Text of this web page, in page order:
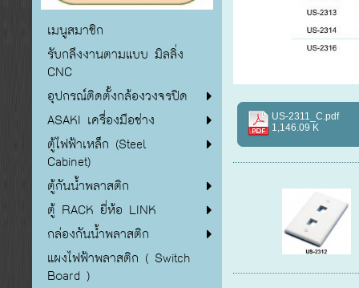
เมนูสมาชิก
รับกลึงงานตามแบบ มิลลิ่ง
CNC
อุปกรณ์ติดตั้งกล้องวงจรปิด
ASAKI เครื่องมือช่าง
ตู้ไฟฟ้าเหล็ก (Steel
Cabinet)
ตู้กันน้ำพลาสติก
ตู้ RACK ยี่ห้อ LINK
กล่องกันน้ำพลาสติก
แผงไฟฟ้าพลาสติก ( Switch
Board )
US-2311_C.pdf
1,146.09 K